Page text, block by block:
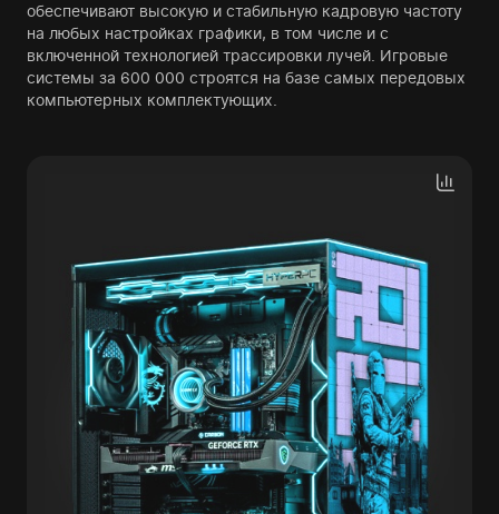
обеспечивают высокую и стабильную кадровую частоту
на любых настройках графики, в том числе и с
включенной технологией трассировки лучей. Игровые
системы за 600 000 строятся на базе самых передовых
компьютерных комплектующих.